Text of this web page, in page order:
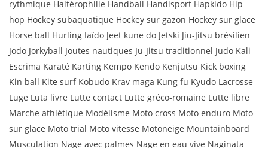
rythmique Haltérophilie Handball Handisport Hapkido Hip
hop Hockey subaquatique Hockey sur gazon Hockey sur glace
Horse ball Hurling Iaïdo Jeet kune do Jetski Jiu-Jitsu brésilien
Jodo Jorkyball Joutes nautiques Ju-Jitsu traditionnel Judo Kali
Escrima Karaté Karting Kempo Kendo Kenjutsu Kick boxing
Kin ball Kite surf Kobudo Krav maga Kung fu Kyudo Lacrosse
Luge Luta livre Lutte contact Lutte gréco-romaine Lutte libre
Marche athlétique Modélisme Moto cross Moto enduro Moto
sur glace Moto trial Moto vitesse Motoneige Mountainboard
Musculation Nage avec palmes Nage en eau vive Naginata